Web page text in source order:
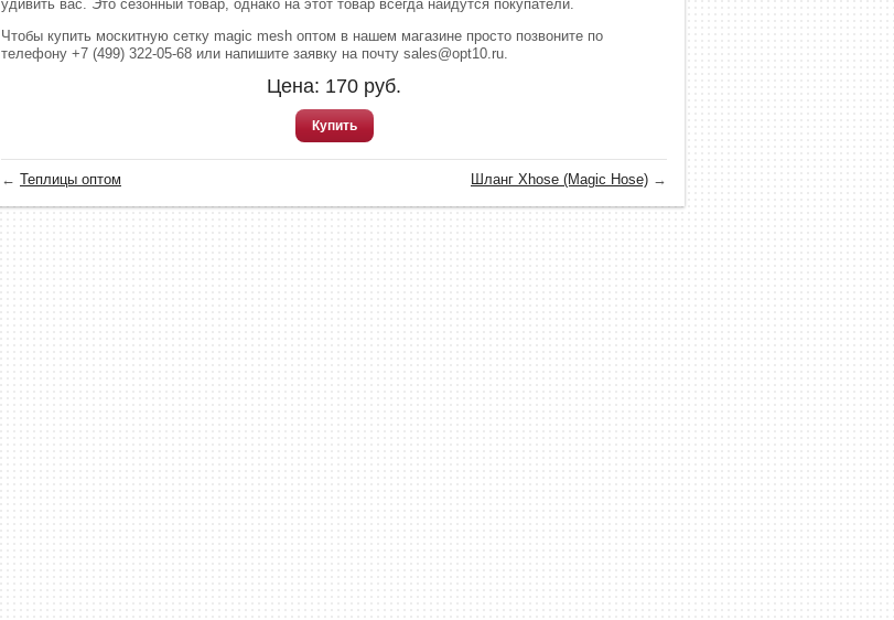
удивить вас. Это сезонный товар, однако на этот товар всегда найдутся покупатели.
Чтобы купить москитную сетку magic mesh оптом в нашем магазине просто позвоните по
телефону +7 (499) 322-05-68 или напишите заявку на почту sales@opt10.ru.
Цена: 170 руб.
Купить
← Теплицы оптом Шланг Xhose (Magic Hose) →